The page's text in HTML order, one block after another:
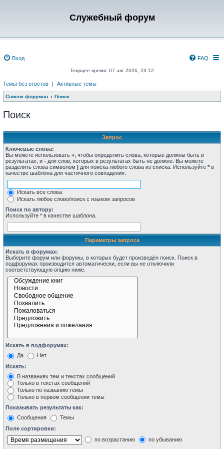
Служебный форум
Вход FAQ
Текущее время: 07 авг 2026, 23:12
Темы без ответов | Активные темы
Список форумов Поиск
Поиск
Запрос
Ключевые слова:
Вы можете использовать + , чтобы определить слова, которые должны быть в
результатах, и - для слов, которых в результатах быть не должно. Вы можете
разделить слова символом | для поиска любого слова из списка. Используйте * в
качестве шаблона для частичного совпадения.
Искать все слова
Искать любое слово/поиск с языком запросов
Поиск по автору:
Используйте * в качестве шаблона.
Параметры запроса
Искать в форумах:
Выберите форум или форумы, в которых будет произведён поиск. Поиск в
подфорумах производится автоматически, если вы не отключили
соответствующую опцию ниже.
Искать в подфорумах:
Да
Нет
Искать:
В названиях тем и текстах сообщений
Только в текстах сообщений
Только по названию темы
Только в первом сообщении темы
Показывать результаты как:
Сообщения
Темы
Поле сортировки:
по возрастанию
по убыванию